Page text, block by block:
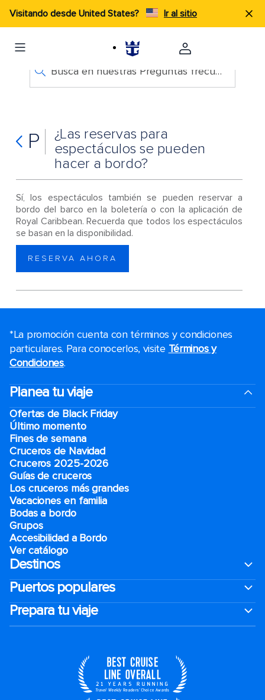
Visitando desde United States? Ir al sitio
Busca en nuestras Preguntas frecuentes
P
¿Las reservas para
espectáculos se pueden
hacer a bordo?
Sí, los espectáculos también se pueden reservar a
bordo del barco en la boletería o con la aplicación de
Royal Caribbean. Recuerda que todos los espectáculos
se basan en la disponibilidad.
RESERVA AHORA
*La promoción cuenta con términos y condiciones
particulares. Para conocerlos, visite Términos y
Condiciones.
Planea tu viaje
Ofertas de Black Friday
Último momento
Fines de semana
Cruceros de Navidad
Cruceros 2025-2026
Guías de cruceros
Los cruceros más grandes
Vacaciones en familia
Bodas a bordo
Grupos
Accesibilidad a Bordo
Ver catálogo
Destinos
Puertos populares
Prepara tu viaje